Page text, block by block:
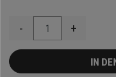
- +
IN